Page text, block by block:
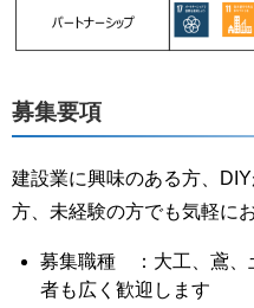
募集要項
建設業に興味のある方、
方、未経験の方でも気軽に
募集職種 ：大工、鳶、
者も広く歓迎します